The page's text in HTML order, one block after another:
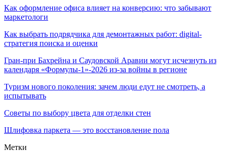
Как оформление офиса влияет на конверсию: что забывают
маркетологи
Как выбрать подрядчика для демонтажных работ: digital-
стратегия поиска и оценки
Гран-при Бахрейна и Саудовской Аравии могут исчезнуть из
календаря «Формулы-1»-2026 из-за войны в регионе
Туризм нового поколения: зачем люди едут не смотреть, а
испытывать
Советы по выбору цвета для отделки стен
Шлифовка паркета — это восстановление пола
Метки